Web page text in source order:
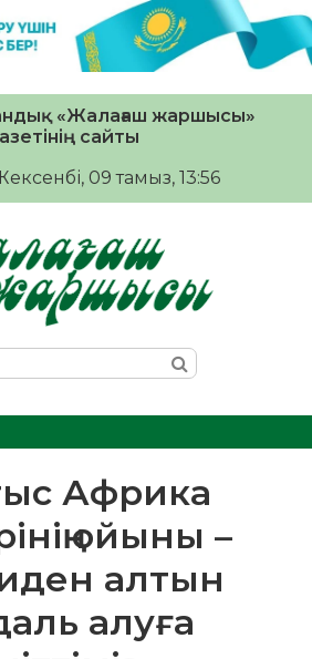
«Жалағаш жаршысы»
сайты
09 тамыз, 13:56
Африка
ойыны –
алтын
алуға